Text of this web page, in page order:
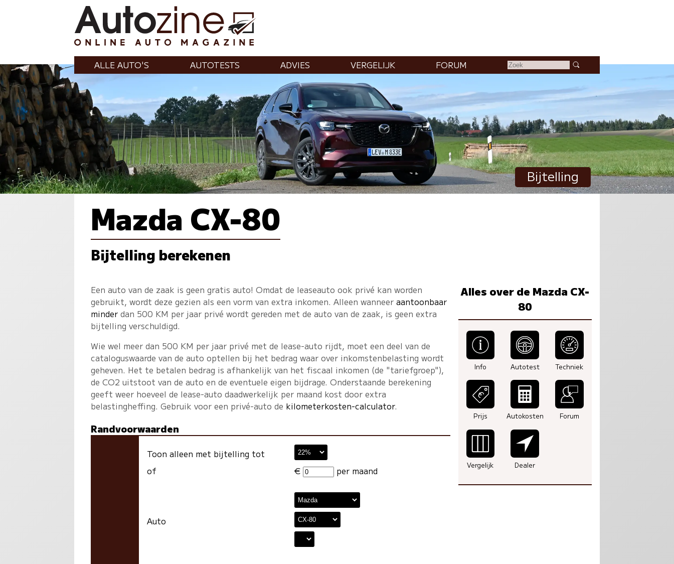
ALLE AUTO'S AUTOTESTS ADVIES VERGELIJK FORUM
Bijtelling
Mazda CX-80
Bijtelling berekenen
Een auto van de zaak is geen gratis auto! Omdat de leaseauto ook privé kan worden
gebruikt, wordt deze gezien als een vorm van extra inkomen. Alleen wanneeraantoonbaar
minder dan 500 KM per jaar privé wordt gereden met de auto van de zaak, is geen extra
bijtelling verschuldigd.
Wie wel meer dan 500 KM per jaar privé met de lease-auto rijdt, moet een deel van de
cataloguswaarde van de auto optellen bij het bedrag waar over inkomstenbelasting wordt
geheven. Het te betalen bedrag is afhankelijk van het fiscaal inkomen (de "tariefgroep"),
de CO2 uitstoot van de auto en de eventuele eigen bijdrage. Onderstaande berekening
geeft weer hoeveel de lease-auto daadwerkelijk per maand kost door extra
belastingheffing. Gebruik voor een privé-auto de kilometerkosten-calculator.
Randvoorwaarden
Toon alleen met bijtelling tot
of
€ per maand
Auto
Alles over de Mazda CX-
80
Info Autotest Techniek
Prijs Autokosten Forum
Vergelijk Dealer